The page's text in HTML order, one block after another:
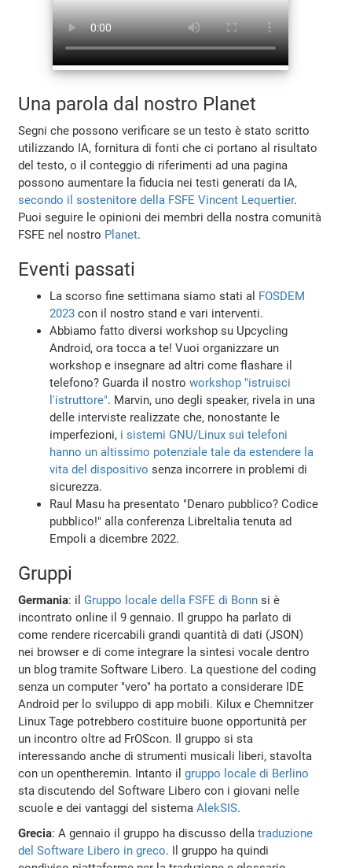
Una parola dal nostro Planet
Segni che possono verificare se un testo è stato scritto
utilizzando IA, fornitura di fonti che ci portano al risultato
del testo, o il conteggio di riferimenti ad una pagina
possono aumentare la fiducia nei testi generati da IA,
secondo il sostenitore della FSFE Vincent Lequertier.
Puoi seguire le opinioni dei membri della nostra comunità
FSFE nel nostro Planet.
Eventi passati
La scorso fine settimana siamo stati al FOSDEM
2023 con il nostro stand e vari interventi.
Abbiamo fatto diversi workshop su Upcycling
Android, ora tocca a te! Vuoi organizzare un
workshop e insegnare ad altri come flashare il
telefono? Guarda il nostroworkshop "istruisci
l'istruttore". Marvin, uno degli speaker, rivela in una
delle interviste realizzate che, nonostante le
imperfezioni, i sistemi GNU/Linux sui telefoni
hanno un altissimo potenziale tale da estendere la
vita del dispositivo senza incorrere in problemi di
sicurezza.
Raul Masu ha presentato "Denaro pubblico? Codice
pubblico!" alla conferenza LibreItalia tenuta ad
Empoli a dicembre 2022.
Gruppi
Germania: il Gruppo locale della FSFE di Bonn si è
incontrato online il 9 gennaio. Il gruppo ha parlato di
come rendere ricercabili grandi quantità di dati (JSON)
nei browser e di come integrare la sintesi vocale dentro
un blog tramite Software Libero. La questione del coding
senza un computer "vero" ha portato a considerare IDE
Android per lo sviluppo di app mobili. Kilux e Chemnitzer
Linux Tage potrebbero costituire buone opportunità per
un incontro oltre ad FrOScon. Il gruppo si sta
interessando anche di strumenti musicali liberi, stavolta
con un opentheremin. Intanto ilgruppo locale di Berlino
sta discutendo del Software Libero con i giovani nelle
scuole e dei vantaggi del sistemaAlekSIS.
Grecia: A gennaio il gruppo ha discusso dellatraduzione
del Software Libero in greco. Il gruppo ha quindi